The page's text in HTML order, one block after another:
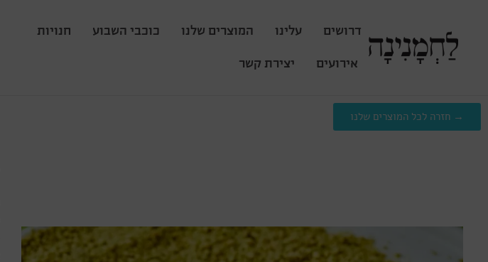
דרושים עלינו המוצרים שלנו כוכבי השבוע חנויות
אירועים יצירת קשר
→ חזרה לכל המוצרים שלנו